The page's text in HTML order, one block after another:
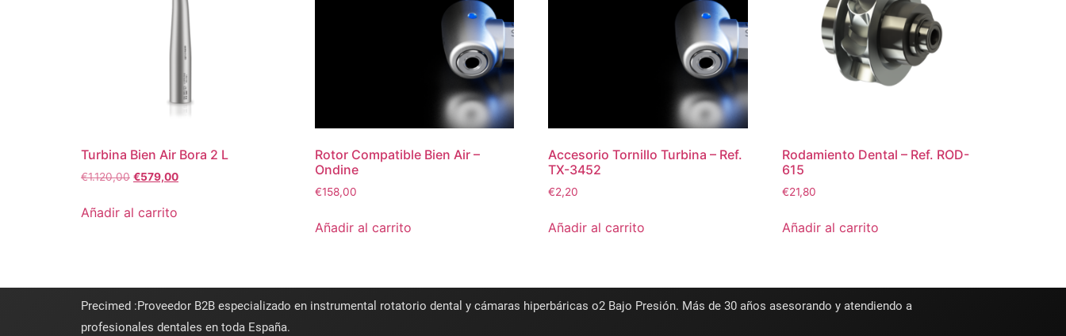
Turbina Bien Air Bora 2 L
€1.120,00 €579,00
Añadir al carrito
Rotor Compatible Bien Air –
Ondine
€158,00
Añadir al carrito
Accesorio Tornillo Turbina – Ref.
TX-3452
€2,20
Añadir al carrito
Rodamiento Dental – Ref. ROD-
615
€21,80
Añadir al carrito
Precimed :Proveedor B2B especializado en instrumental rotatorio dental y cámaras hiperbáricas o2 Bajo Presión. Más de 30 años asesorando y atendiendo a
profesionales dentales en toda España.